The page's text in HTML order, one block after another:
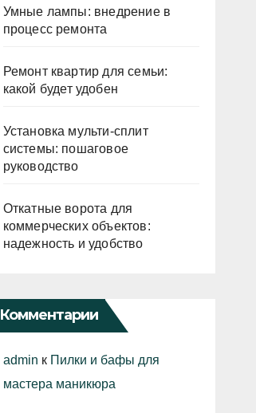
Умные лампы: внедрение в
процесс ремонта
Ремонт квартир для семьи:
какой будет удобен
Установка мульти-сплит
системы: пошаговое
руководство
Откатные ворота для
коммерческих объектов:
надежность и удобство
Комментарии
admin к Пилки и бафы для
мастера маникюра